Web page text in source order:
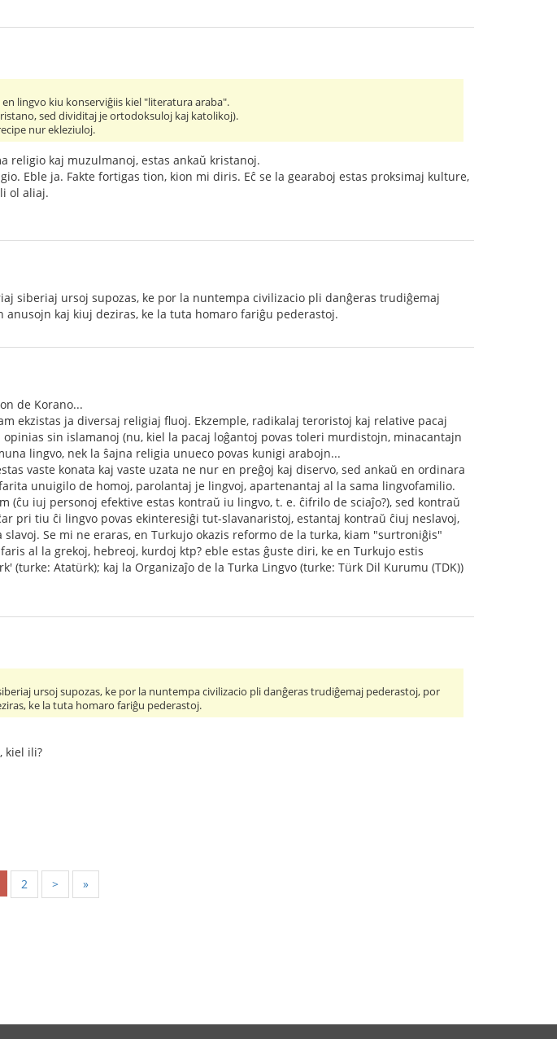
lingvo kiu konserviĝiis kiel "literatura araba".
sed dividitaj je ortodoksuloj kaj katolikoj).
nur ekleziuloj.
religio kaj muzulmanoj, estas ankaŭ kristanoj.
Eble ja. Fakte fortigas tion, kion mi diris. Eĉ se la gearaboj estas proksimaj kulture,
ol aliaj.
siberiaj ursoj supozas, ke por la nuntempa civilizacio pli danĝeras trudiĝemaj
kaj kiuj deziras, ke la tuta homaro fariĝu pederastoj.
de Korano...
ekzistas ja diversaj religiaj fluoj. Ekzemple, radikalaj teroristoj kaj relative pacaj
sin islamanoj (nu, kiel la pacaj loĝantoj povas toleri murdistojn, minacantajn
lingvo, nek la ŝajna religia unueco povas kunigi arabojn...
vaste konata kaj vaste uzata ne nur en preĝoj kaj diservo, sed ankaŭ en ordinara
unuigilo de homoj, parolantaj je lingvoj, apartenantaj al la sama lingvofamilio.
(ĉu iuj personoj efektive estas kontraŭ iu lingvo, t. e. ĉifrilo de sciaĵo?), sed kontraŭ
pri tiu ĉi lingvo povas ekinteresiĝi tut-slavanaristoj, estantaj kontraŭ ĉiuj neslavoj,
Se mi ne eraras, en Turkujo okazis reformo de la turka, kiam "surtroniĝis"
al la grekoj, hebreoj, kurdoj ktp? eble estas ĝuste diri, ke en Turkujo estis
(turke: Atatürk); kaj la Organizaĵo de la Turka Lingvo (turke: Türk Dil Kurumu (TDK))
ursoj supozas, ke por la nuntempa civilizacio pli danĝeras trudiĝemaj pederastoj, por
ke la tuta homaro fariĝu pederastoj.
kiel ili?
2 > »